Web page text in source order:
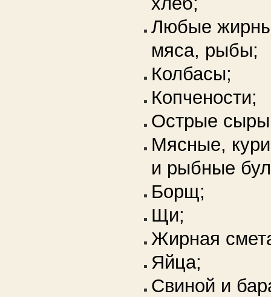
Любые
мяса, рыбы;
Колбасы;
Копчености;
Острые
Мясные,
и рыбные
Борщ;
Щи;
Жирная
Яйца;
Свиной и